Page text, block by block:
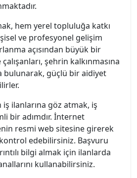
hem yerel topluluğa katkı
ve profesyonel gelişim
açısından büyük bir
şehrin kalkınmasına
bulunarak, güçlü bir aidiyet
ilanlarına göz atmak, iş
bir adımdır. İnternet
resmi web sitesine girerek
edebilirsiniz. Başvuru
bilgi almak için ilanlarda
kullanabilirsiniz.